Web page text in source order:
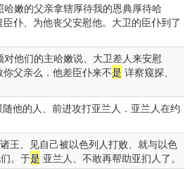
哈嫩的父亲拿辖厚待我的恩典厚待哈
臣仆、为他丧父安慰他。大卫的臣仆到了
对他们的主哈嫩说、大卫差人来安慰
你父亲么．他差臣仆来不是 详察窥探、
他的人、前进攻打亚兰人．亚兰人在约
王、见自己被以色列人打败、就与以色
。于是 亚兰人、不敢再帮助亚扪人了。